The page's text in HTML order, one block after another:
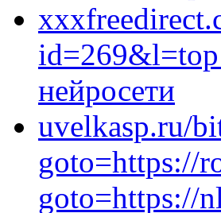
нейросети
uvelkasp.ru/
goto=https://
goto=https://